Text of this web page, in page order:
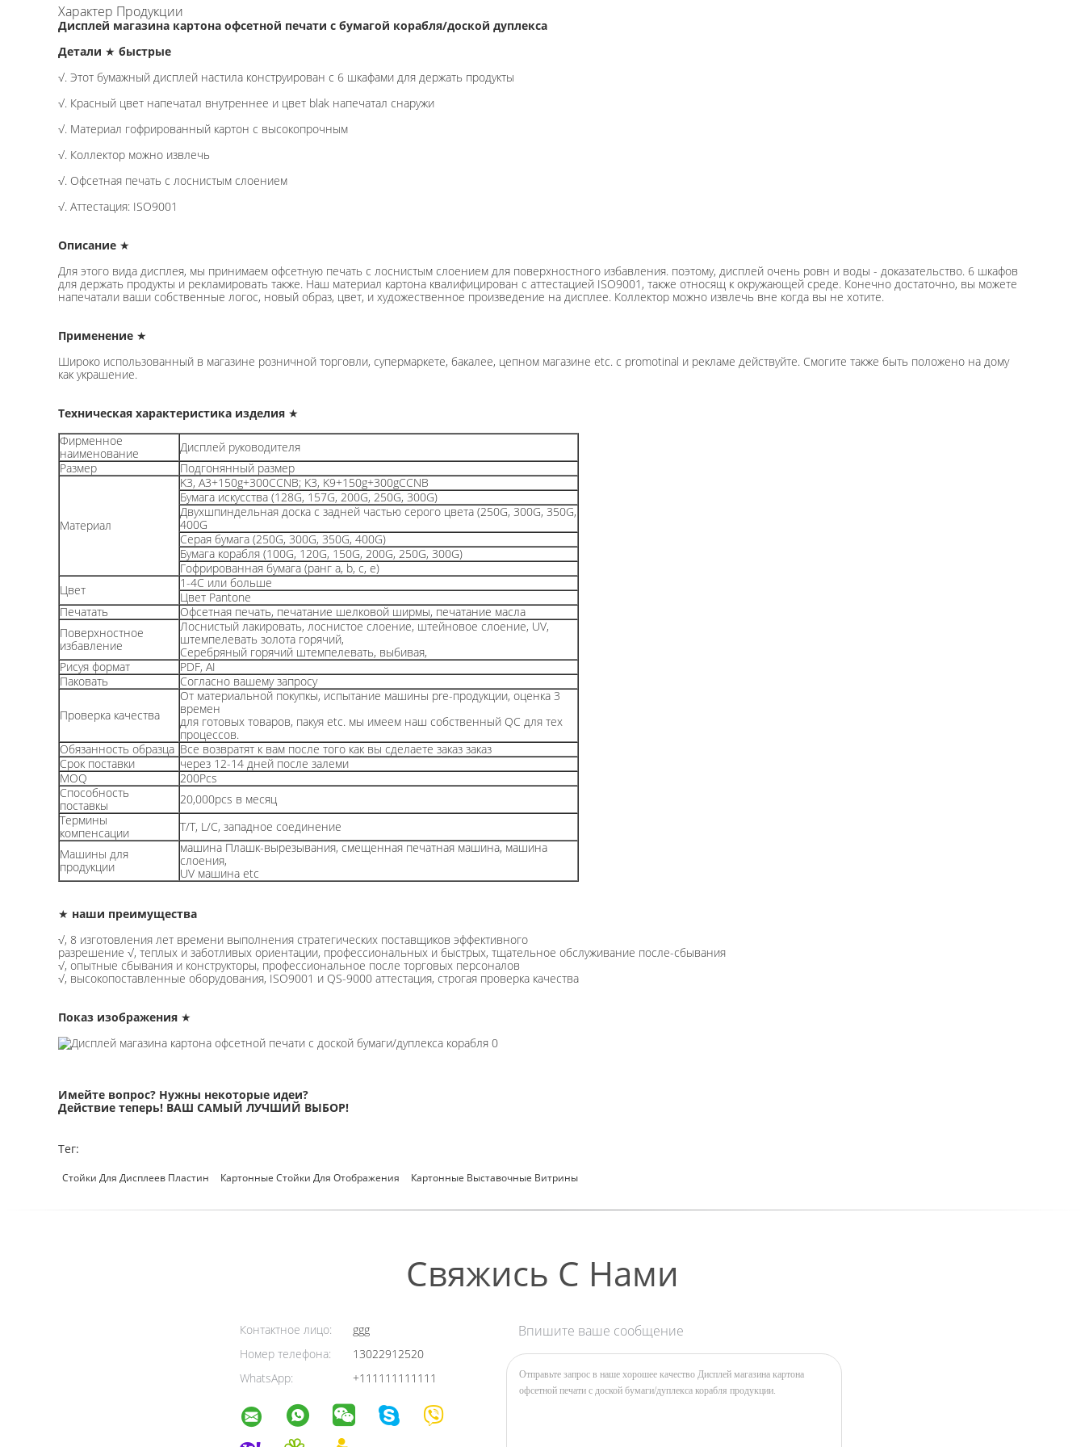
Характер Продукции
Дисплей магазина картона офсетной печати с бумагой корабля/доской дуплекса
Детали ★ быстрые
√. Этот бумажный дисплей настила конструирован с 6 шкафами для держать продукты
√. Красный цвет напечатал внутреннее и цвет blak напечатал снаружи
√. Материал гофрированный картон с высокопрочным
√. Коллектор можно извлечь
√. Офсетная печать с лоснистым слоением
√. Аттестация: ISO9001
Описание ★
Для этого вида дисплея, мы принимаем офсетную печать с лоснистым слоением для поверхностного избавления. поэтому, дисплей очень ровн и воды - доказательство. 6 шкафов
для держать продукты и рекламировать также. Наш материал картона квалифицирован с аттестацией ISO9001, также относящ к окружающей среде. Конечно достаточно, вы можете
напечатали ваши собственные логос, новый образ, цвет, и художественное произведение на дисплее. Коллектор можно извлечь вне когда вы не хотите.
Применение ★
Широко использованный в магазине розничной торговли, супермаркете, бакалее, цепном магазине etc. с promotinal и рекламе действуйте. Смогите также быть положено на дому
как украшение.
Техническая характеристика изделия ★
Фирменное
наименование
Дисплей руководителя
Размер
Подгонянный размер
Материал
K3, A3+150g+300CCNB; K3, K9+150g+300gCCNB
Бумага искусства (128G, 157G, 200G, 250G, 300G)
Двухшпиндельная доска с задней частью серого цвета (250G, 300G, 350G,
400G
Серая бумага (250G, 300G, 350G, 400G)
Бумага корабля (100G, 120G, 150G, 200G, 250G, 300G)
Гофрированная бумага (ранг a, b, c, e)
Цвет
1-4C или больше
Цвет Pantone
Печатать
Офсетная печать, печатание шелковой ширмы, печатание масла
Поверхностное
избавление
Лоснистый лакировать, лоснистое слоение, штейновое слоение, UV,
штемпелевать золота горячий,
Серебряный горячий штемпелевать, выбивая,
Рисуя формат
PDF, AI
Паковать
Согласно вашему запросу
Проверка качества
От материальной покупкы, испытание машины pre-продукции, оценка 3
времен
для готовых товаров, пакуя etc. мы имеем наш собственный QC для тех
процессов.
Обязанность образца Все возвратят к вам после того как вы сделаете заказ заказ
Срок поставки
через 12-14 дней после залеми
MOQ
200Pcs
Способность
поставкы
20,000pcs в месяц
Термины
компенсации
T/T, L/C, западное соединение
Машины для
продукции
машина Плашк-вырезывания, смещенная печатная машина, машина
слоения,
UV машина etc
★ наши преимущества
√, 8 изготовления лет времени выполнения стратегических поставщиков эффективного
разрешение √, теплых и заботливых ориентации, профессиональных и быстрых, тщательное обслуживание после-сбывания
√, опытные сбывания и конструкторы, профессиональное после торговых персоналов
√, высокопоставленные оборудования, ISO9001 и QS-9000 аттестация, строгая проверка качества
Показ изображения ★
Имейте вопрос? Нужны некоторые идеи?
Действие теперь! ВАШ САМЫЙ ЛУЧШИЙ ВЫБОР!
Тег:
Стойки Для Дисплеев Пластин Картонные Стойки Для Отображения Картонные Выставочные Витрины
Свяжись С Нами
Контактное лицо:
ggg
Номер телефона:
13022912520
WhatsApp:
+111111111111
Впишите ваше сообщение